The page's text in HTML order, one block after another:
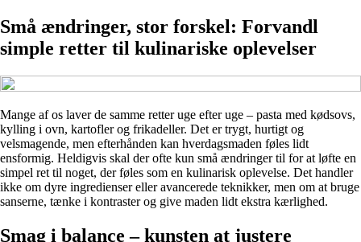
Små ændringer, stor forskel: Forvandl
simple retter til kulinariske oplevelser
Mange af os laver de samme retter uge efter uge – pasta med kødsovs,
kylling i ovn, kartofler og frikadeller. Det er trygt, hurtigt og
velsmagende, men efterhånden kan hverdagsmaden føles lidt
ensformig. Heldigvis skal der ofte kun små ændringer til for at løfte en
simpel ret til noget, der føles som en kulinarisk oplevelse. Det handler
ikke om dyre ingredienser eller avancerede teknikker, men om at bruge
sanserne, tænke i kontraster og give maden lidt ekstra kærlighed.
Smag i balance – kunsten at justere